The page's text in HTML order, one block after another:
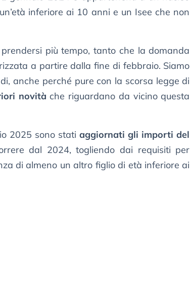
inferiore ai 10 anni e un Isee che non
più tempo, tanto che la domanda
a partire dalla fine di febbraio. Siamo
anche perché pure con la scorsa legge di
novità che riguardano da vicino questa
2025 sono statiaggiornati gli importi del
dal 2024, togliendo dai requisiti per
di almeno un altro figlio di età inferiore ai